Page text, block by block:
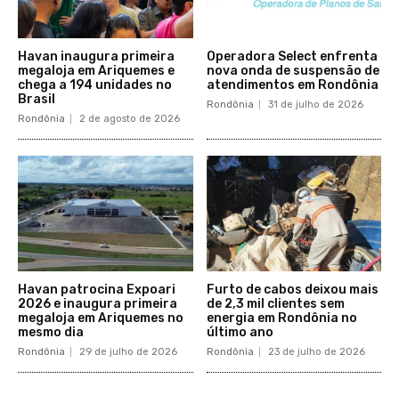
Havan inaugura primeira
megaloja em Ariquemes e
chega a 194 unidades no
Brasil
Rondônia 2 de agosto de 2026
Operadora Select enfrenta
nova onda de suspensão de
atendimentos em Rondônia
Rondônia 31 de julho de 2026
Havan patrocina Expoari
2026 e inaugura primeira
megaloja em Ariquemes no
mesmo dia
Rondônia 29 de julho de 2026
Furto de cabos deixou mais
de 2,3 mil clientes sem
energia em Rondônia no
último ano
Rondônia 23 de julho de 2026